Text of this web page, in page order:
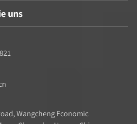
uns
Wangcheng Economic